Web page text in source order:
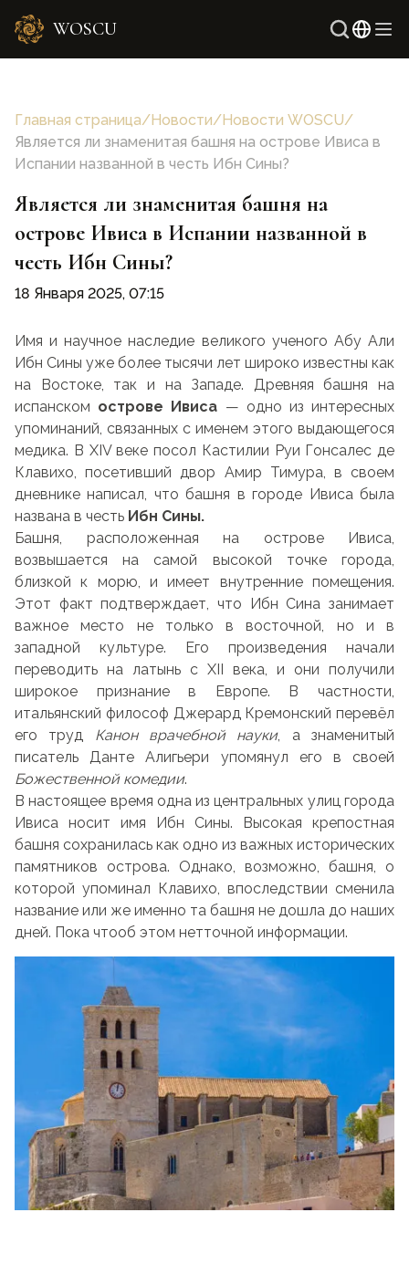
WOSCU
Главная страница/Новости/Новости WOSCU/
Является ли знаменитая башня на острове Ивиса в
Испании названной в честь Ибн Сины?
Является ли знаменитая башня на
острове Ивиса в Испании названной в
честь Ибн Сины?
18 Января 2025, 07:15
Имя и научное наследие великого ученого Абу Али
Ибн Сины уже более тысячи лет широко известны как
на Востоке, так и на Западе. Древняя башня на
испанском острове Ивиса — одно из интересных
упоминаний, связанных с именем этого выдающегося
медика. В XIV веке посол Кастилии Руи Гонсалес де
Клавихо, посетивший двор Амир Тимура, в своем
дневнике написал, что башня в городе Ивиса была
названа в честь Ибн Сины.
Башня, расположенная на острове Ивиса,
возвышается на самой высокой точке города,
близкой к морю, и имеет внутренние помещения.
Этот факт подтверждает, что Ибн Сина занимает
важное место не только в восточной, но и в
западной культуре. Его произведения начали
переводить на латынь с XII века, и они получили
широкое признание в Европе. В частности,
итальянский философ Джерард Кремонский перевёл
его труд Канон врачебной науки, а знаменитый
писатель Данте Алигьери упомянул его в своей
Божественной комедии.
В настоящее время одна из центральных улиц города
Ивиса носит имя Ибн Сины. Высокая крепостная
башня сохранилась как одно из важных исторических
памятников острова. Однако, возможно, башня, о
которой упоминал Клавихо, впоследствии сменила
название или же именно та башня не дошла до наших
дней. Пока чтооб этом нетточной информации.